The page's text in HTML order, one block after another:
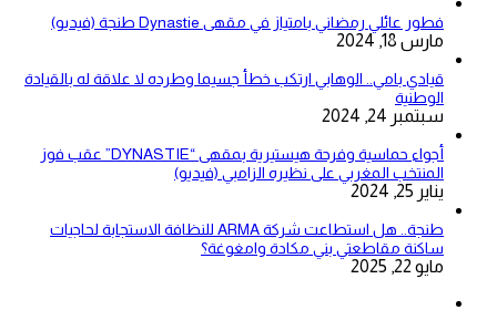
فطور عائلي رمضاني بامتياز في مقهى Dynastie طنجة (فيديو)
مارس 18, 2024
قيادي بامي.. الوهابي ارتكب خطأ جسيما وطرده لا علاقة له بالقيادة
الوطنية
سبتمبر 24, 2024
أجواء حماسية وفرحة هيستيرية بمقهى “DYNASTIE” عقب فوز
المنتخب المغربي على نظيره الزامبي (فيديو)
يناير 25, 2024
طنجة.. هل استطاعت شركة ARMA للنظافة الاستجابة لحاجيات
ساكنة مقاطعتي بني مكادة وامغوغة؟
مايو 22, 2025